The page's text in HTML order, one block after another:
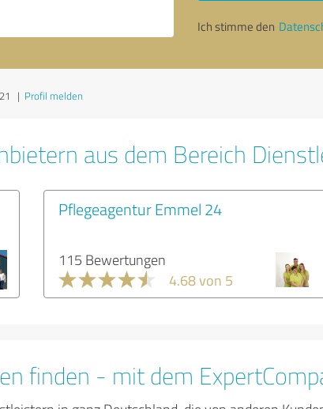
Ich stimme den
| Profil melden
aus dem Bereich
Pflegeagentur Emmel 24
115 Bewertungen
4.68 von 5
finden - mit dem